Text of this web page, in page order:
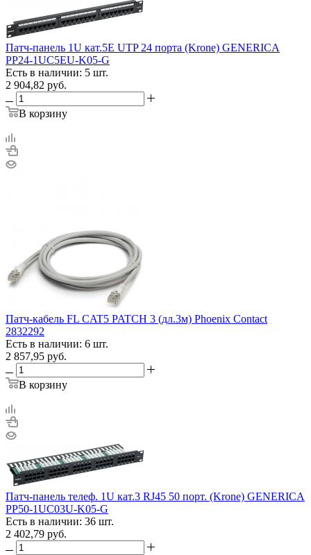
Патч-панель 1U кат.5E UTP 24 порта (Krone) GENERICA
PP24-1UC5EU-K05-G
Есть в наличии: 5 шт.
2 904,82 руб.
В корзину
Патч-кабель FL CAT5 PATCH 3 (дл.3м) Phoenix Contact
2832292
Есть в наличии: 6 шт.
2 857,95 руб.
В корзину
Патч-панель телеф. 1U кат.3 RJ45 50 порт. (Krone) GENERICA
PP50-1UC03U-K05-G
Есть в наличии: 36 шт.
2 402,79 руб.